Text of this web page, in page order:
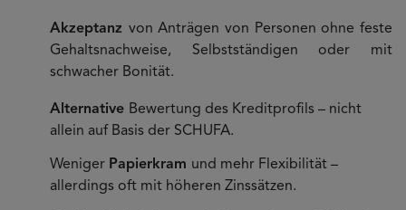
Akzeptanz von Anträgen von Personen ohne feste
Gehaltsnachweise, Selbstständigen oder mit
schwacher Bonität.
Alternative Bewertung des Kreditprofils – nicht
allein auf Basis der SCHUFA.
Weniger Papierkram und mehr Flexibilität –
allerdings oft mit höheren Zinssätzen.